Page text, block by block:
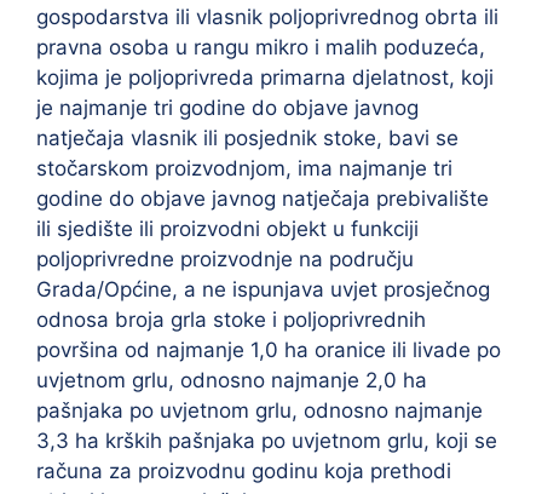
gospodarstva ili vlasnik poljoprivrednog obrta ili
pravna osoba u rangu mikro i malih poduzeća,
kojima je poljoprivreda primarna djelatnost, koji
je najmanje tri godine do objave javnog
natječaja vlasnik ili posjednik stoke, bavi se
stočarskom proizvodnjom, ima najmanje tri
godine do objave javnog natječaja prebivalište
ili sjedište ili proizvodni objekt u funkciji
poljoprivredne proizvodnje na području
Grada/Općine, a ne ispunjava uvjet prosječnog
odnosa broja grla stoke i poljoprivrednih
površina od najmanje 1,0 ha oranice ili livade po
uvjetnom grlu, odnosno najmanje 2,0 ha
pašnjaka po uvjetnom grlu, odnosno najmanje
3,3 ha krških pašnjaka po uvjetnom grlu, koji se
računa za proizvodnu godinu koja prethodi